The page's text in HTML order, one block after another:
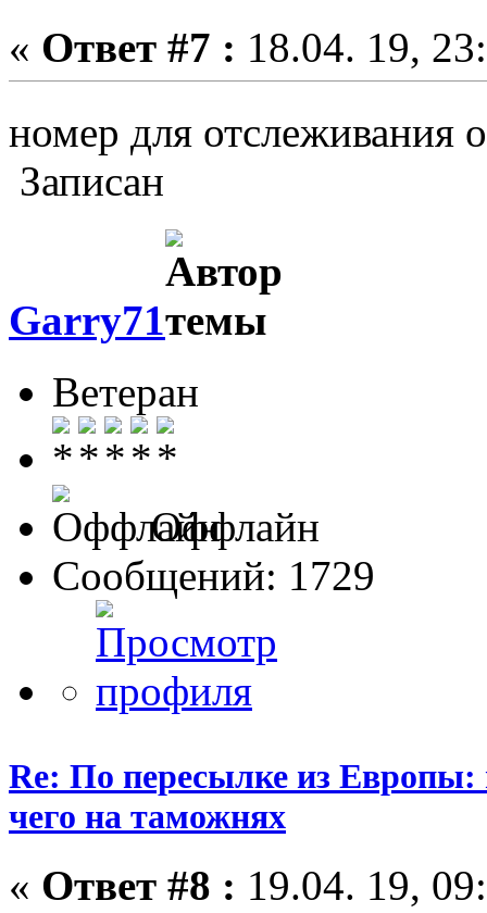
« Ответ #7 : 18.04. 19,
номер для отслеживания
Записан
Garry71
Ветеран
Оффлайн
Сообщений: 1729
Re: По пересылке из Европы:
чего на таможнях
« Ответ #8 : 19.04. 19,